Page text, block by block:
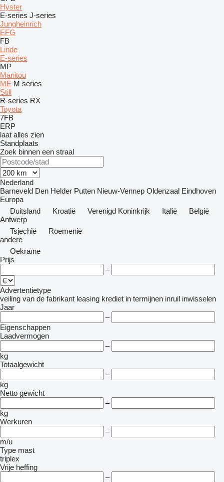
Hyster
E-series J-series
Jungheinrich
EFG
FB
Linde
E-series
MP
Manitou
ME M series
Still
R-series RX
Toyota
7FB
ERP
laat alles zien
Standplaats
Zoek binnen een straal
Nederland
Barneveld Den Helder Putten Nieuw-Vennep Oldenzaal Eindhoven
Europa
Duitsland
Kroatië Verenigd Koninkrijk Italië
België
Antwerp
Tsjechië
Roemenië
andere
Oekraïne
Prijs
–
Advertentietype
veiling van de fabrikant leasing krediet in termijnen inruil inwisselen
Jaar
–
Eigenschappen
Laadvermogen
–
kg
Totaalgewicht
–
kg
Netto gewicht
–
kg
Werkuren
–
m/u
Type mast
triplex
Vrije heffing
–